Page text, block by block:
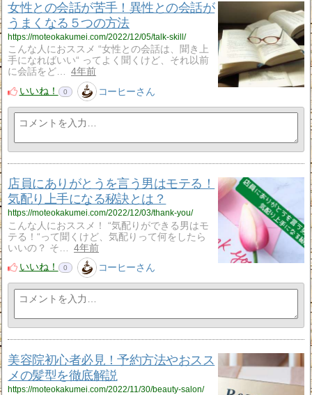
女性との会話が苦手！異性との会話が
うまくなる５つの方法
https://moteokakumei.com/2022/12/05/talk-skill/
こんな人におススメ “女性との会話は、聞き上
手になればいい“ ってよく聞くけど、それ以前
に会話をど…
4年前
いいね！
0 コーヒーさん
店員にありがとうを言う男はモテる！
気配り上手になる秘訣とは？
https://moteokakumei.com/2022/12/03/thank-you/
こんな人におススメ！ “気配りができる男はモ
テる！“って聞くけど、気配りって何をしたら
いいの？ そ…
4年前
いいね！
0 コーヒーさん
美容院初心者必見！予約方法やおスス
メの髪型を徹底解説
https://moteokakumei.com/2022/11/30/beauty-salon/